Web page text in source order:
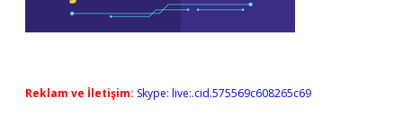
Reklam ve İletişim: Skype: live:.cid.575569c608265c69